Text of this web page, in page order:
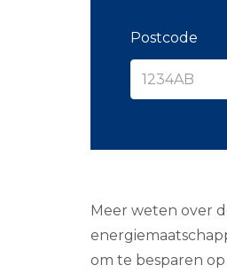
Postcode
Meer weten over
om te besparen